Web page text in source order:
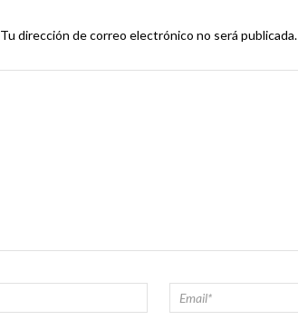
Tu dirección de correo electrónico no será publicada.